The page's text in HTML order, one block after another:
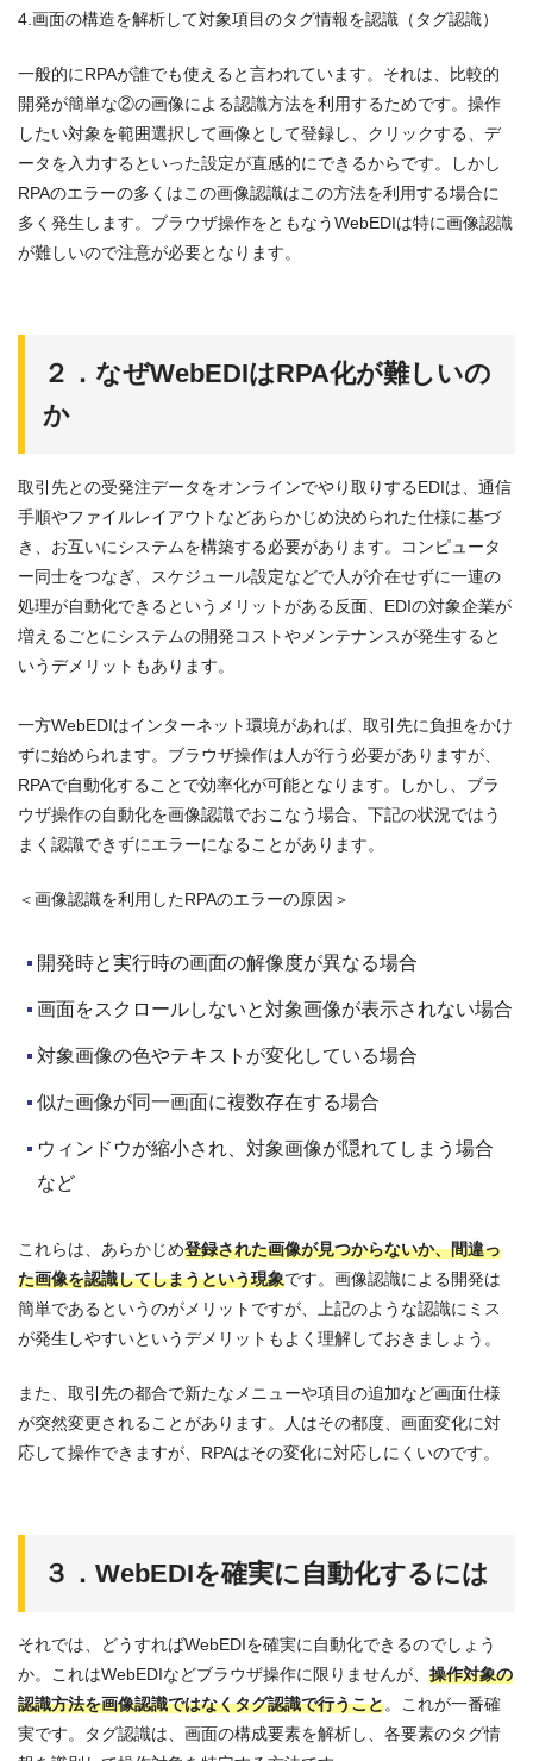
4.画面の構造を解析して対象項目のタグ情報を認識（タグ認識）
一般的にRPAが誰でも使えると言われています。それは、比較的
開発が簡単な②の画像による認識方法を利用するためです。操作
したい対象を範囲選択して画像として登録し、クリックする、デ
ータを入力するといった設定が直感的にできるからです。しかし
RPAのエラーの多くはこの画像認識はこの方法を利用する場合に
多く発生します。ブラウザ操作をともなうWebEDIは特に画像認識
が難しいので注意が必要となります。
２．なぜWebEDIはRPA化が難しいの
か
取引先との受発注データをオンラインでやり取りするEDIは、通信
手順やファイルレイアウトなどあらかじめ決められた仕様に基づ
き、お互いにシステムを構築する必要があります。コンピュータ
ー同士をつなぎ、スケジュール設定などで人が介在せずに一連の
処理が自動化できるというメリットがある反面、EDIの対象企業が
増えるごとにシステムの開発コストやメンテナンスが発生すると
いうデメリットもあります。
一方WebEDIはインターネット環境があれば、取引先に負担をかけ
ずに始められます。ブラウザ操作は人が行う必要がありますが、
RPAで自動化することで効率化が可能となります。しかし、ブラ
ウザ操作の自動化を画像認識でおこなう場合、下記の状況ではう
まく認識できずにエラーになることがあります。
＜画像認識を利用したRPAのエラーの原因＞
開発時と実行時の画面の解像度が異なる場合
画面をスクロールしないと対象画像が表示されない場合
対象画像の色やテキストが変化している場合
似た画像が同一画面に複数存在する場合
ウィンドウが縮小され、対象画像が隠れてしまう場合
など
これらは、あらかじめ登録された画像が見つからないか、間違っ
た画像を認識してしまうという現象です。画像認識による開発は
簡単であるというのがメリットですが、上記のような認識にミス
が発生しやすいというデメリットもよく理解しておきましょう。
また、取引先の都合で新たなメニューや項目の追加など画面仕様
が突然変更されることがあります。人はその都度、画面変化に対
応して操作できますが、RPAはその変化に対応しにくいのです。
３．WebEDIを確実に自動化するには
それでは、どうすればWebEDIを確実に自動化できるのでしょう
か。これはWebEDIなどブラウザ操作に限りませんが、 操作対象の
認識方法を画像認識ではなくタグ認識で行うこと。これが一番確
実です。タグ認識は、画面の構成要素を解析し、各要素のタグ情